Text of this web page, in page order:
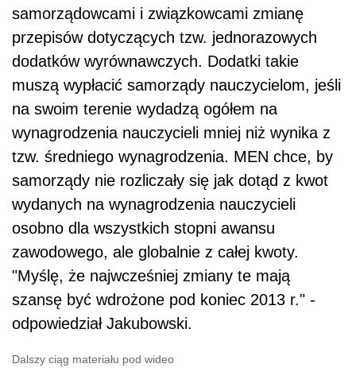
samorządowcami i związkowcami zmianę
przepisów dotyczących tzw. jednorazowych
dodatków wyrównawczych. Dodatki takie
muszą wypłacić samorządy nauczycielom, jeśli
na swoim terenie wydadzą ogółem na
wynagrodzenia nauczycieli mniej niż wynika z
tzw. średniego wynagrodzenia. MEN chce, by
samorządy nie rozliczały się jak dotąd z kwot
wydanych na wynagrodzenia nauczycieli
osobno dla wszystkich stopni awansu
zawodowego, ale globalnie z całej kwoty.
"Myślę, że najwcześniej zmiany te mają
szansę być wdrożone pod koniec 2013 r." -
odpowiedział Jakubowski.
Dalszy ciąg materiału pod wideo